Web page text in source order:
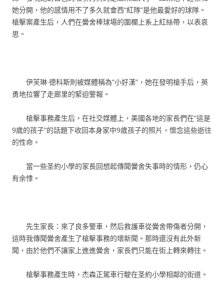
她分開，他的感情用不了多久就會西“紅隊”是他最愛好的球隊。
槍擊案產生后，人們在黌舍棒球場的圍欄上系上紅絲帶，以表哀
思。
伊芙琳·德科斯則被媒體稱為“小好漢”，她在發明槍手后，英
勇地拉響了走廊里的緊迫警報。
槍擊事務產生后，在社交媒體上，美國各地的家長們在“這是
9歲的孩子”的話題下收回本身家中9歲孩子的照片，懷念這些逝往
的性命。
當一些圣約小學的家長回想起傳聞黌舍失事時的情形，仍心
有余悸。
先生家長：來了良多警車，然后救護車從黌舍帶傷者分開，
這時我傳聞黌舍產生了槍擊事務的壞新聞。那時還沒有此外新
聞，由於他們不讓家上進進黌舍，家長們只能在街上轉來轉往。
槍擊事務產生時，杰森正駕車行駛在圣約小學相鄰的街道。